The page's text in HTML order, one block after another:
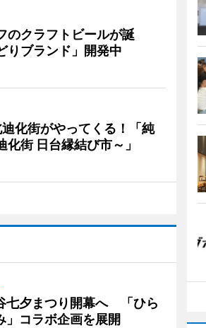
のクラフトビールが誕
ブランド」開発中
化街がやってくる！「純
街 日台縁結び市～」
七夕まつり開幕へ 「ひら
」コラボ企画を展開